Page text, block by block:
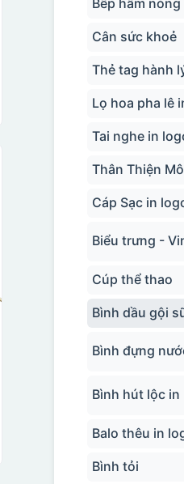
Cân sức khoẻ
Thẻ tag hành
Lọ hoa pha lê
Tai nghe in
Thân Thiện
Cáp Sạc in
Cúp thể thao
Bình dầu gội
Bình đựng
Bình hút lộc in
Balo thêu in
Bình tỏi